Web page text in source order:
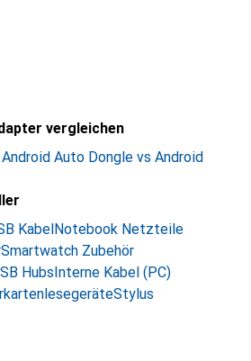
vergleichen
Auto Dongle vs Android
KabelNotebook Netzteile
Smartwatch Zubehör
HubsInterne Kabel (PC)
Stylus